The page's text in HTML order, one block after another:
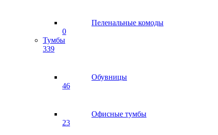
Пеленальные комоды
0
Тумбы
339
Обувницы
46
Офисные тумбы
23